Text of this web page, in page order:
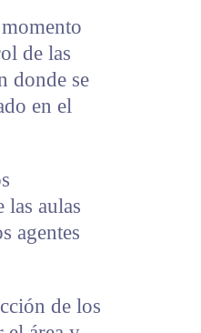
de las
donde se
en el
las aulas
agentes
de los